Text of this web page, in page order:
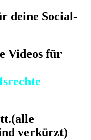
deine Social-
Videos für
verkürzt)